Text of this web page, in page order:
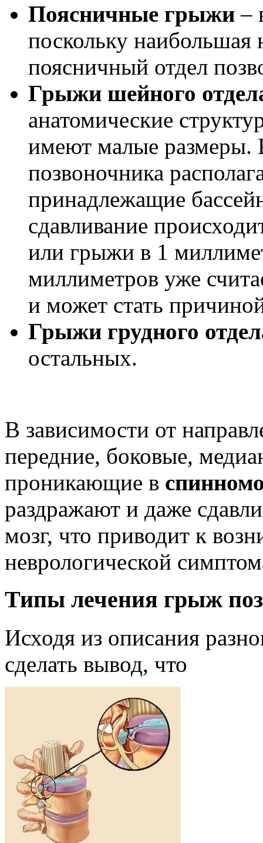
Поясничные грыжи –
поскольку наибольшая
поясничный отдел
Грыжи шейного
анатомические
имеют малые размеры.
позвоночника
принадлежащие
сдавливание
или грыжи в 1
миллиметров уже
и может стать
Грыжи грудного
остальных.
В зависимости от
передние, боковые,
проникающие в
раздражают и даже
мозг, что приводит к
неврологической
Типы лечения грыж
Исходя из описания
сделать вывод, что